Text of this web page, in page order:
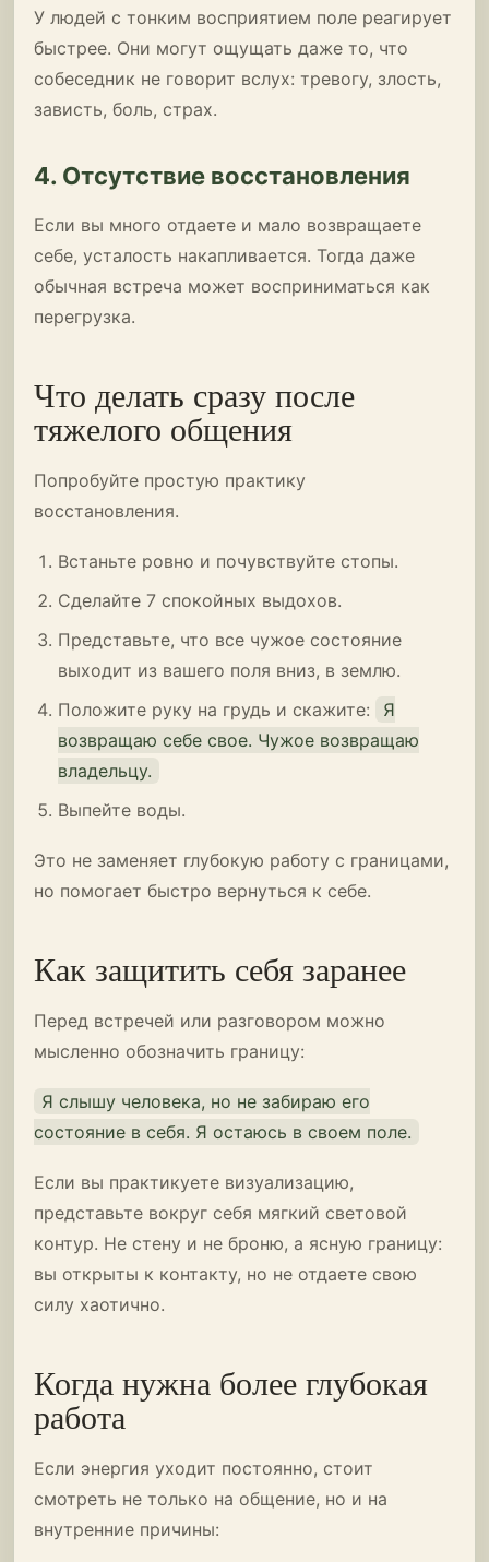
У людей с тонким восприятием поле реагирует
быстрее. Они могут ощущать даже то, что
собеседник не говорит вслух: тревогу, злость,
зависть, боль, страх.
4. Отсутствие восстановления
Если вы много отдаете и мало возвращаете
себе, усталость накапливается. Тогда даже
обычная встреча может восприниматься как
перегрузка.
Что делать сразу после
тяжелого общения
Попробуйте простую практику
восстановления.
Встаньте ровно и почувствуйте стопы.
Сделайте 7 спокойных выдохов.
Представьте, что все чужое состояние
выходит из вашего поля вниз, в землю.
Положите руку на грудь и скажите:
Я
возвращаю себе свое. Чужое возвращаю
владельцу.
Выпейте воды.
Это не заменяет глубокую работу с границами,
но помогает быстро вернуться к себе.
Как защитить себя заранее
Перед встречей или разговором можно
мысленно обозначить границу:
Я слышу человека, но не забираю его
состояние в себя. Я остаюсь в своем поле.
Если вы практикуете визуализацию,
представьте вокруг себя мягкий световой
контур. Не стену и не броню, а ясную границу:
вы открыты к контакту, но не отдаете свою
силу хаотично.
Когда нужна более глубокая
работа
Если энергия уходит постоянно, стоит
смотреть не только на общение, но и на
внутренние причины: